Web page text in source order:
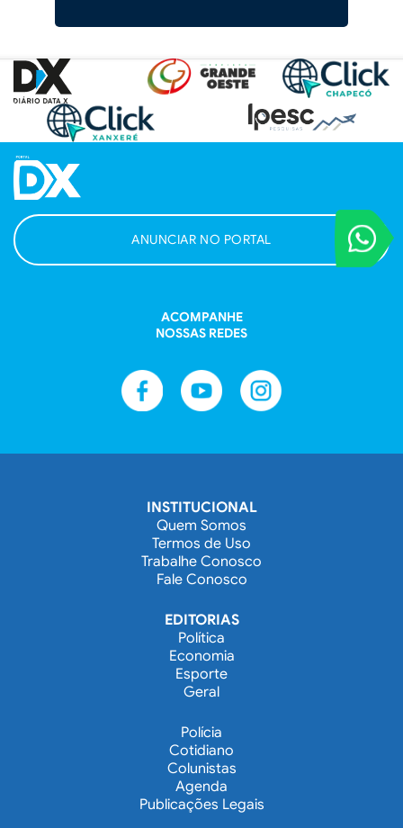
VOCÊ
Entre em
ANUNCIAR NO PORTAL
ACOMPANHE
NOSSAS REDES
INSTITUCIONAL
Quem Somos
Termos de Uso
Trabalhe Conosco
Fale Conosco
EDITORIAS
Política
Economia
Esporte
Geral
Polícia
Cotidiano
Colunistas
Agenda
Publicações Legais